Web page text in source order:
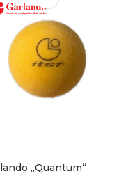
„Quantum“